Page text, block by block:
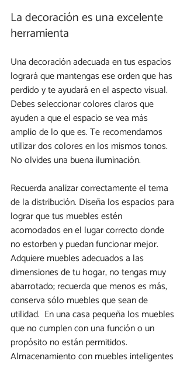
La decoración es una excelente
herramienta
Una decoración adecuada en tus espacios
logrará que mantengas ese orden que has
perdido y te ayudará en el aspecto visual.
Debes seleccionar colores claros que
ayuden a que el espacio se vea más
amplio de lo que es. Te recomendamos
utilizar dos colores en los mismos tonos.
No olvides una buena iluminación.
Recuerda analizar correctamente el tema
de la distribución. Diseña los espacios para
lograr que tus muebles estén
acomodados en el lugar correcto donde
no estorben y puedan funcionar mejor.
Adquiere muebles adecuados a las
dimensiones de tu hogar, no tengas muy
abarrotado; recuerda que menos es más,
conserva sólo muebles que sean de
utilidad.  En una casa pequeña los muebles
que no cumplen con una función o un
propósito no están permitidos.
Almacenamiento con muebles inteligentes